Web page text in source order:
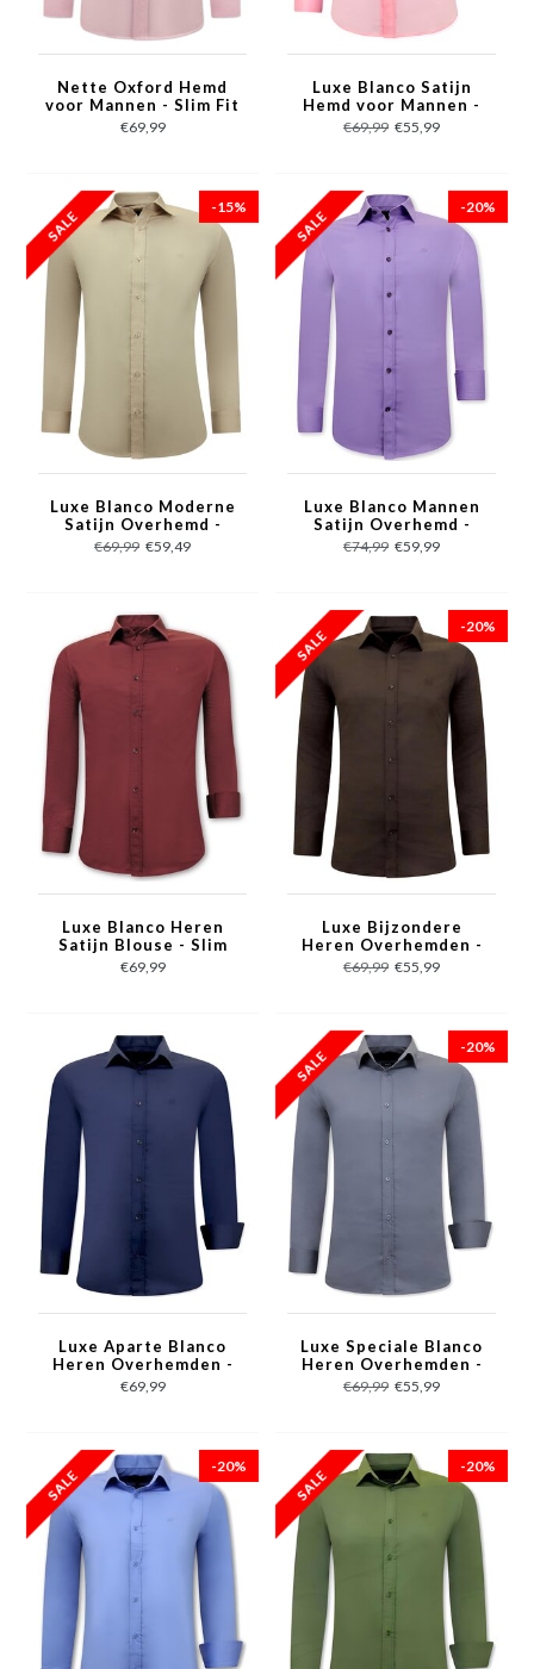
Nette Oxford Hemd
voor Mannen - Slim Fit
Stretch - Roze
€69,99
Luxe Blanco Satijn
Hemd voor Mannen -
Slim Fit - 3071 - Roze
€69,99 €55,99
-15%
Luxe Blanco Moderne
Satijn Overhemd -
Slim Fit - 3070 - Beige
€69,99 €59,49
-20%
Luxe Blanco Mannen
Satijn Overhemd -
Slim Fit - 3073 - Paars
€74,99 €59,99
Luxe Blanco Heren
Satijn Blouse - Slim
Fit - 3072- Bordeaux
€69,99
-20%
Luxe Bijzondere
Heren Overhemden -
Slim Fit - 3084- Bruin
€69,99 €55,99
Luxe Aparte Blanco
Heren Overhemden -
Slim Fit - 3081- Navy
€69,99
-20%
Luxe Speciale Blanco
Heren Overhemden -
Slim Fit - 3080 - Grijs
€69,99 €55,99
-20% -20%